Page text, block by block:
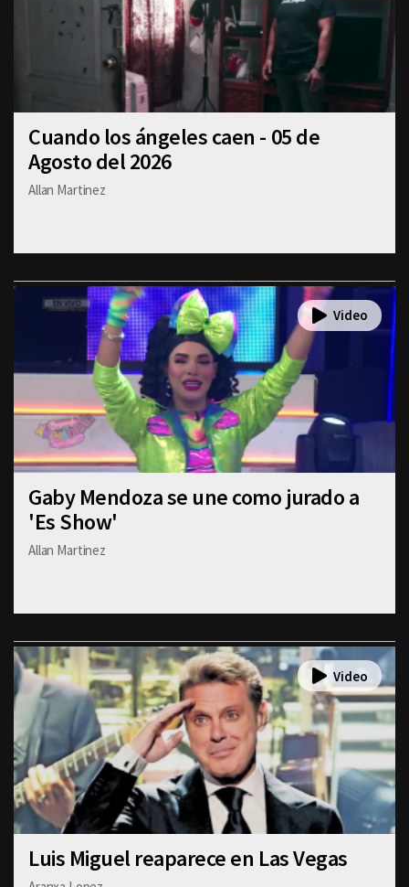
Cuando los ángeles caen - 05 de
Agosto del 2026
Allan Martinez
Gaby Mendoza se une como jurado a
'Es Show'
Allan Martinez
Luis Miguel reaparece en Las Vegas